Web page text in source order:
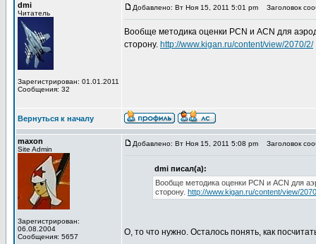
dmi
Читатель
Зарегистрирован: 01.01.2011
Сообщения: 32
Добавлено: Вт Ноя 15, 2011 5:01 pm Заголовок
Вообще методика оценки PCN и ACN для
сторону. http://www.kigan.ru/content/view/2070/2/
Вернуться к началу
maxon
Site Admin
Зарегистрирован:
06.08.2004
Сообщения: 5657
Добавлено: Вт Ноя 15, 2011 5:08 pm Заголовок
dmi писал(а):
Вообще методика оценки PCN и ACN для
сторону. http://www.kigan.ru/content/view/
О, то что нужно. Осталось понять, как